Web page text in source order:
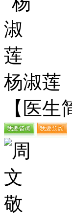
杨淑莲
【医